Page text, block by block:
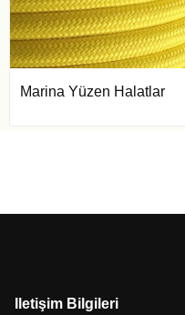
Marina Yüzen Halatlar
Iletişim Bilgileri